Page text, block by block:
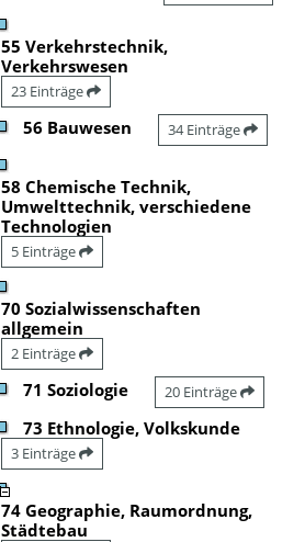
55 Verkehrstechnik,
Verkehrswesen
23 Einträge
56 Bauwesen 34 Einträge
58 Chemische Technik,
Umwelttechnik, verschiedene
Technologien
5 Einträge
70 Sozialwissenschaften
allgemein
2 Einträge
71 Soziologie 20 Einträge
73 Ethnologie, Volkskunde
3 Einträge
74 Geographie, Raumordnung,
Städtebau